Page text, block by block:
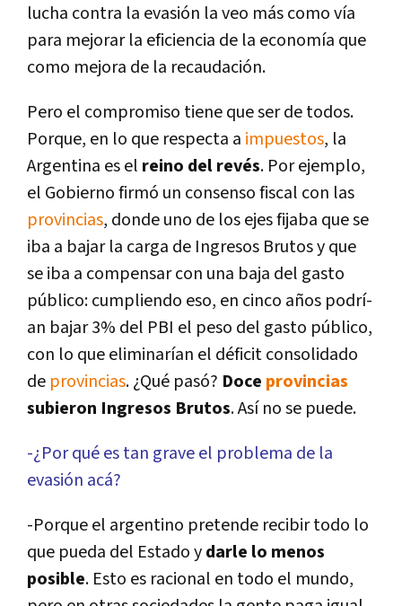
lucha contra la evasión la veo más como ví­a
para mejorar la eficiencia de la economí­a que
como mejora de la recaudación.
Pero el compromiso tiene que ser de todos.
Porque, en lo que respecta a impuestos, la
Argentina es el reino del revés. Por ejemplo,
el Gobierno firmó un consenso fiscal con las
provincias, donde uno de los ejes fijaba que se
iba a bajar la carga de Ingresos Brutos y que
se iba a compensar con una baja del gasto
público: cumpliendo eso, en cinco años podrí­
an bajar 3% del PBI el peso del gasto público,
con lo que eliminarí­an el déficit consolidado
de provincias. ¿Qué pasó? Doce provincias
subieron Ingresos Brutos. Así­ no se puede.
-¿Por qué es tan grave el problema de la
evasión acá?
-Porque el argentino pretende recibir todo lo
que pueda del Estado ydarle lo menos
posible. Esto es racional en todo el mundo,